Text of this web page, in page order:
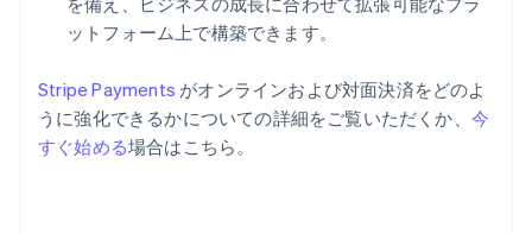
ットフォーム上で構築できます。
Stripe Payments がオンラインおよび対面決済をどのよ
うに強化できるかについての詳細をご覧いただくか、 今
すぐ始める場合はこちら。
アイルランド